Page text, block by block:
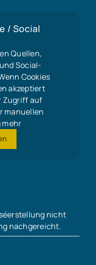
/ Social
Quellen,
Social-
Cookies
akzeptiert
Zugriff auf
manuellen
mehr
nicht
nachgereicht.